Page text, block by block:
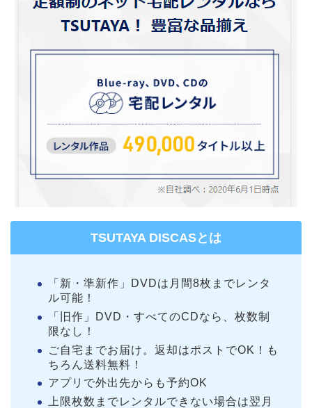
TSUTAYA DISCASとは
「新・準新作」DVDは月間8枚までレンタ
ル可能！
「旧作」DVD・すべてのCDなら、枚数制
限なし！
ご自宅までお届け。返却はポストでOK！も
ちろん送料無料！
アプリで外出先からも予約OK
上限枚数までレンタルできない場合は翌月